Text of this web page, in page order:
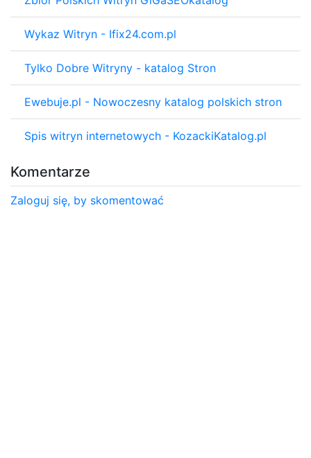
Wykaz Witryn - Ifix24.com.pl
Tylko Dobre Witryny - katalog Stron
Ewebuje.pl - Nowoczesny katalog polskich stron
Spis witryn internetowych - KozackiKatalog.pl
Komentarze
Zaloguj się, by skomentować